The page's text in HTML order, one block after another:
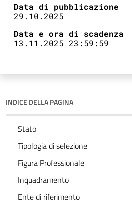
Data di pubblicazione
29.10.2025
Data e ora di scadenza
13.11.2025 23:59:59
INDICE DELLA PAGINA
Stato
Tipologia di selezione
Figura Professionale
Inquadramento
Ente di riferimento